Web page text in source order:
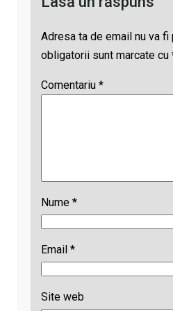
Adresa ta de email nu va fi
obligatorii sunt marcate cu
Comentariu *
Nume *
Email *
Site web